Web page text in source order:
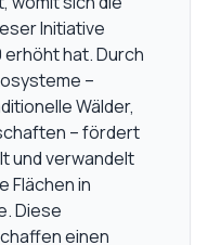
Initiative
hat. Durch
–
Wälder,
– fördert
und verwandelt
Flächen in
Diese
einen